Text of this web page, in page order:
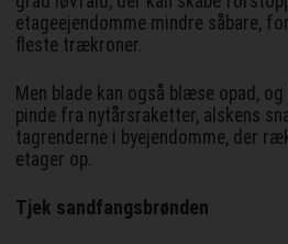
etageejendomme mindre såbare,
fleste trækroner.
Men blade kan også blæse opad,
pinde fra nytårsraketter, alskens
tagrenderne i byejendomme, der
etager op.
Tjek sandfangsbrønden